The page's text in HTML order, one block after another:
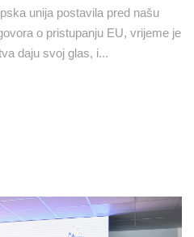
unija postavila pred našu
o pristupanju EU, vrijeme je
daju svoj glas, i...